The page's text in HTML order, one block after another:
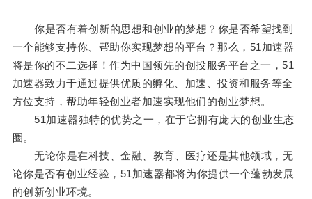
你是否有着创新的思想和创业的梦想？你是否希望找到
一个能够支持你、帮助你实现梦想的平台？那么，51加速器
将是你的不二选择！作为中国领先的创投服务平台之一，51
加速器致力于通过提供优质的孵化、加速、投资和服务等全
方位支持，帮助年轻创业者加速实现他们的创业梦想。
51加速器独特的优势之一，在于它拥有庞大的创业生态
圈。
无论你是在科技、金融、教育、医疗还是其他领域，无
论你是否有创业经验，51加速器都将为你提供一个蓬勃发展
的创新创业环境。